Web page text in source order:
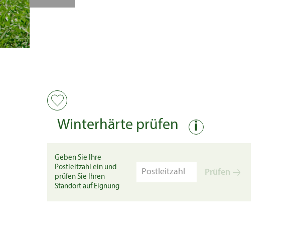
Winterhärte prüfen i
Geben Sie Ihre
Postleitzahl ein und
prüfen Sie Ihren
Standort auf Eignung
Prüfen